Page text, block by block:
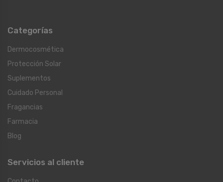
Categorías
Dermocosmética
Protección Solar
Suplementos
Cuidado Personal
Fragancias
Farmacia
Blog
Servicios al cliente